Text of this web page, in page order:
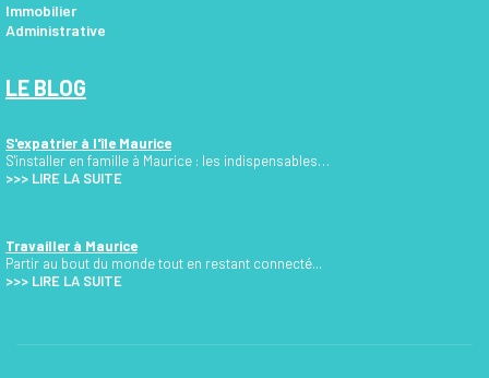
Immobilier
Administrative
LE BLOG
S'expatrier à l'île Maurice
S'installer en famille à Maurice : les indispensables…
>>> LIRE LA SUITE
Travailler à Maurice
Partir au bout du monde tout en restant connecté...
>>> LIRE LA SUITE